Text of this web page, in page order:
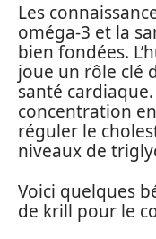
Les
oméga-3 et la
bien fondées.
joue un rôle clé
santé
concentration
réguler le
niveaux de
Voici quelques
de krill pour le